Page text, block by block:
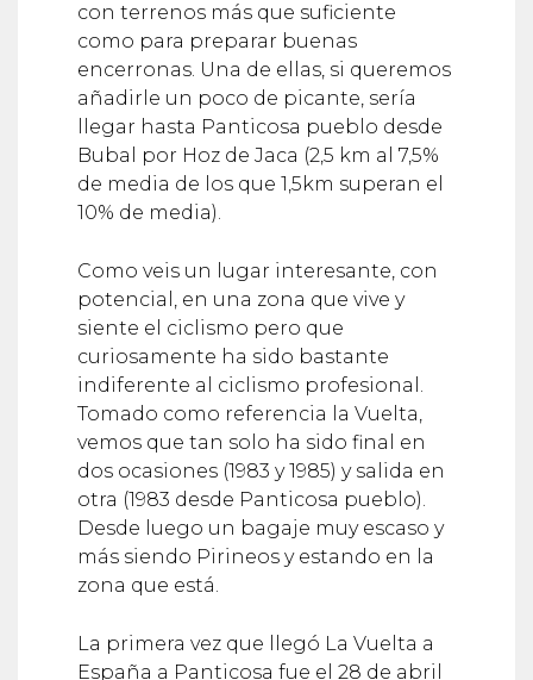
con terrenos más que suficiente
como para preparar buenas
encerronas. Una de ellas, si queremos
añadirle un poco de picante, sería
llegar hasta Panticosa pueblo desde
Bubal por Hoz de Jaca (2,5 km al 7,5%
de media de los que 1,5km superan el
10% de media).
Como veis un lugar interesante, con
potencial, en una zona que vive y
siente el ciclismo pero que
curiosamente ha sido bastante
indiferente al ciclismo profesional.
Tomado como referencia la Vuelta,
vemos que tan solo ha sido final en
dos ocasiones (1983 y 1985) y salida en
otra (1983 desde Panticosa pueblo).
Desde luego un bagaje muy escaso y
más siendo Pirineos y estando en la
zona que está.
La primera vez que llegó La Vuelta a
España a Panticosa fue el 28 de abril